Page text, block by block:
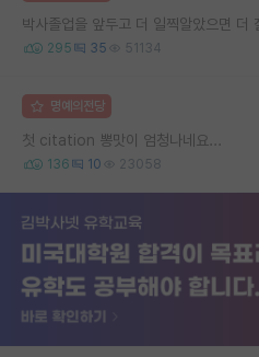
박사졸업을 앞두고 더 일찍알았으면 더
295 35 51134
명예의전당
첫 citation 뽕맛이 엄청나네요...
136 10 23058